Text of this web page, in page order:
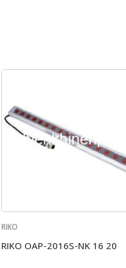
RIKO
RIKO OAP-2016S-NK 16 20